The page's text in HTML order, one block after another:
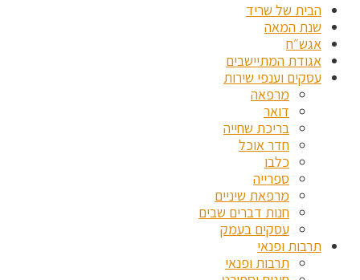
הבית של שריד
שנת המאה
אגש״ח
אגודת המתיישבים
עסקים וענפי שירות
מרפאה
דואר
בריכת שחייה
חדר אוכל
כלבו
ספרייה
מרפאת שיניים
חנות דברים שבים
עסקים בעמק
תרבות ופנאי
תרבות ופנאי